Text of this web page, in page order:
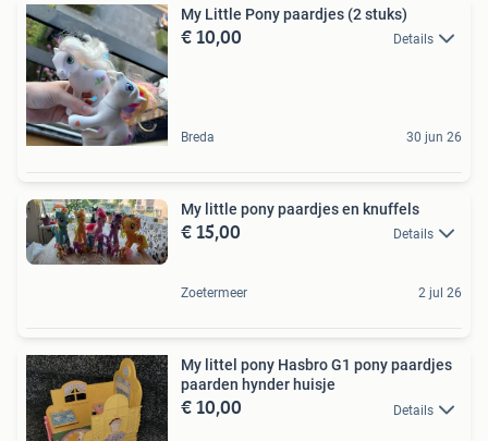
My Little Pony paardjes (2 stuks)
€ 10,00 Details
Breda 30 jun 26
My little pony paardjes en knuffels
€ 15,00 Details
Zoetermeer 2 jul 26
My littel pony Hasbro G1 pony paardjes
paarden hynder huisje
€ 10,00 Details